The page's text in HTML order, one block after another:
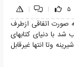
5
|
|
صورت اتفاقی ازطرف
با دنیای کتابهای
وتا انتها غیرقابل